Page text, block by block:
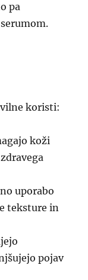
pa
koristi:
koži
uporabo
teksture in
pojav